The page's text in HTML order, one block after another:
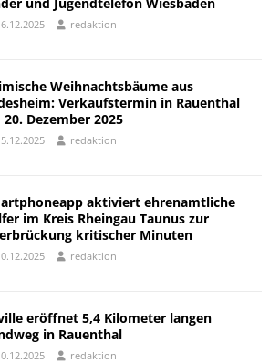
redaktion
Weihnachtsbäume aus
Verkaufstermin in Rauenthal
20. Dezember 2025
redaktion
aktiviert ehrenamtliche
im Kreis Rheingau Taunus zur
kritischer Minuten
redaktion
eröffnet 5,4 Kilometer langen
in Rauenthal
redaktion